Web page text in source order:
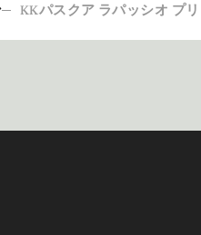
KKパスクア ラパッシオ プ